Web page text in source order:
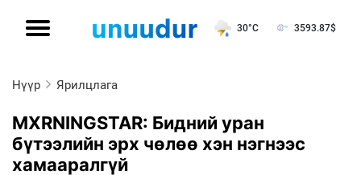
30°C 3593.87$
Нүүр Ярилцлага
MXRNINGSTAR: Бидний уран
бүтээлийн эрх чөлөө хэн нэгнээс
хамааралгүй